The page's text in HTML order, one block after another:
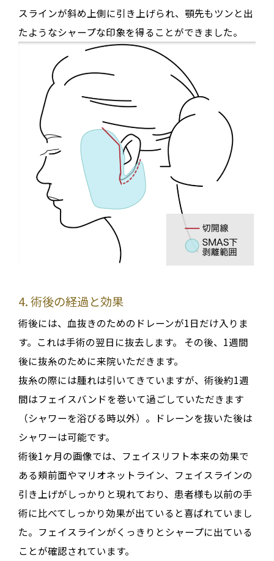
スラインが斜め上側に引き上げられ、顎先もツンと出
たようなシャープな印象を得ることができました。
4. 術後の経過と効果
術後には、血抜きのためのドレーンが1日だけ入りま
す。これは手術の翌日に抜去します。
その後、1週間
後に抜糸のために来院いただきます。
抜糸の際には腫れは引いてきていますが、術後約1週
間はフェイスバンドを巻いて過ごしていただきます
（シャワーを浴びる時以外） 。ドレーンを抜いた後は
シャワーは可能です。
術後1ヶ月の画像では、フェイスリフト本来の効果で
ある頬前面やマリオネットライン、フェイスラインの
引き上げがしっかりと現れており、患者様も以前の手
術に比べてしっかり効果が出ていると喜ばれていまし
た。フェイスラインがくっきりとシャープに出ている
ことが確認されています。